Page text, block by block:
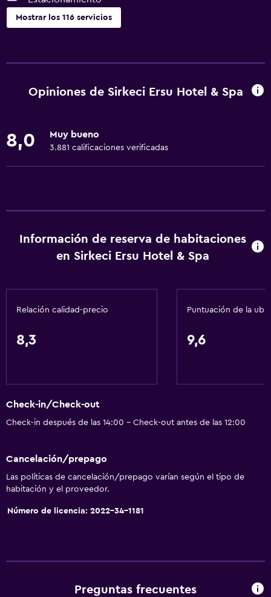
Mostrar los 116 servicios
Cajero automático/banco
Servicio de conserjería
Servicio de habitaciones
Mostrador de información turística
Check-in/check-out privado
Recepción 24 horas
General
Habitaciones familiares
Piso de parquet o madera noble
Vista a punto de interés
Casilleros
Zona de estar
Opiniones de Sirkeci Ersu Hotel & Spa
8,0 Muy bueno
3.881 calificaciones verificadas
Información de reserva de habitaciones
en Sirkeci Ersu Hotel & Spa
Relación calidad-precio
8,3
Puntuación de la
9,6
Check-in/Check-out
Check-in después de las 14:00 - Check-out antes de las 12:00
Cancelación/prepago
Las políticas de cancelación/prepago varían según el tipo de
habitación y el proveedor.
Número de licencia: 2022-34-1181
Preguntas frecuentes